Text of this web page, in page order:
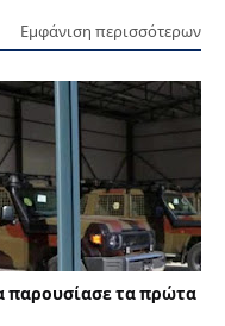
Εμφάνιση περισσότερων
παρουσίασε τα πρώτα